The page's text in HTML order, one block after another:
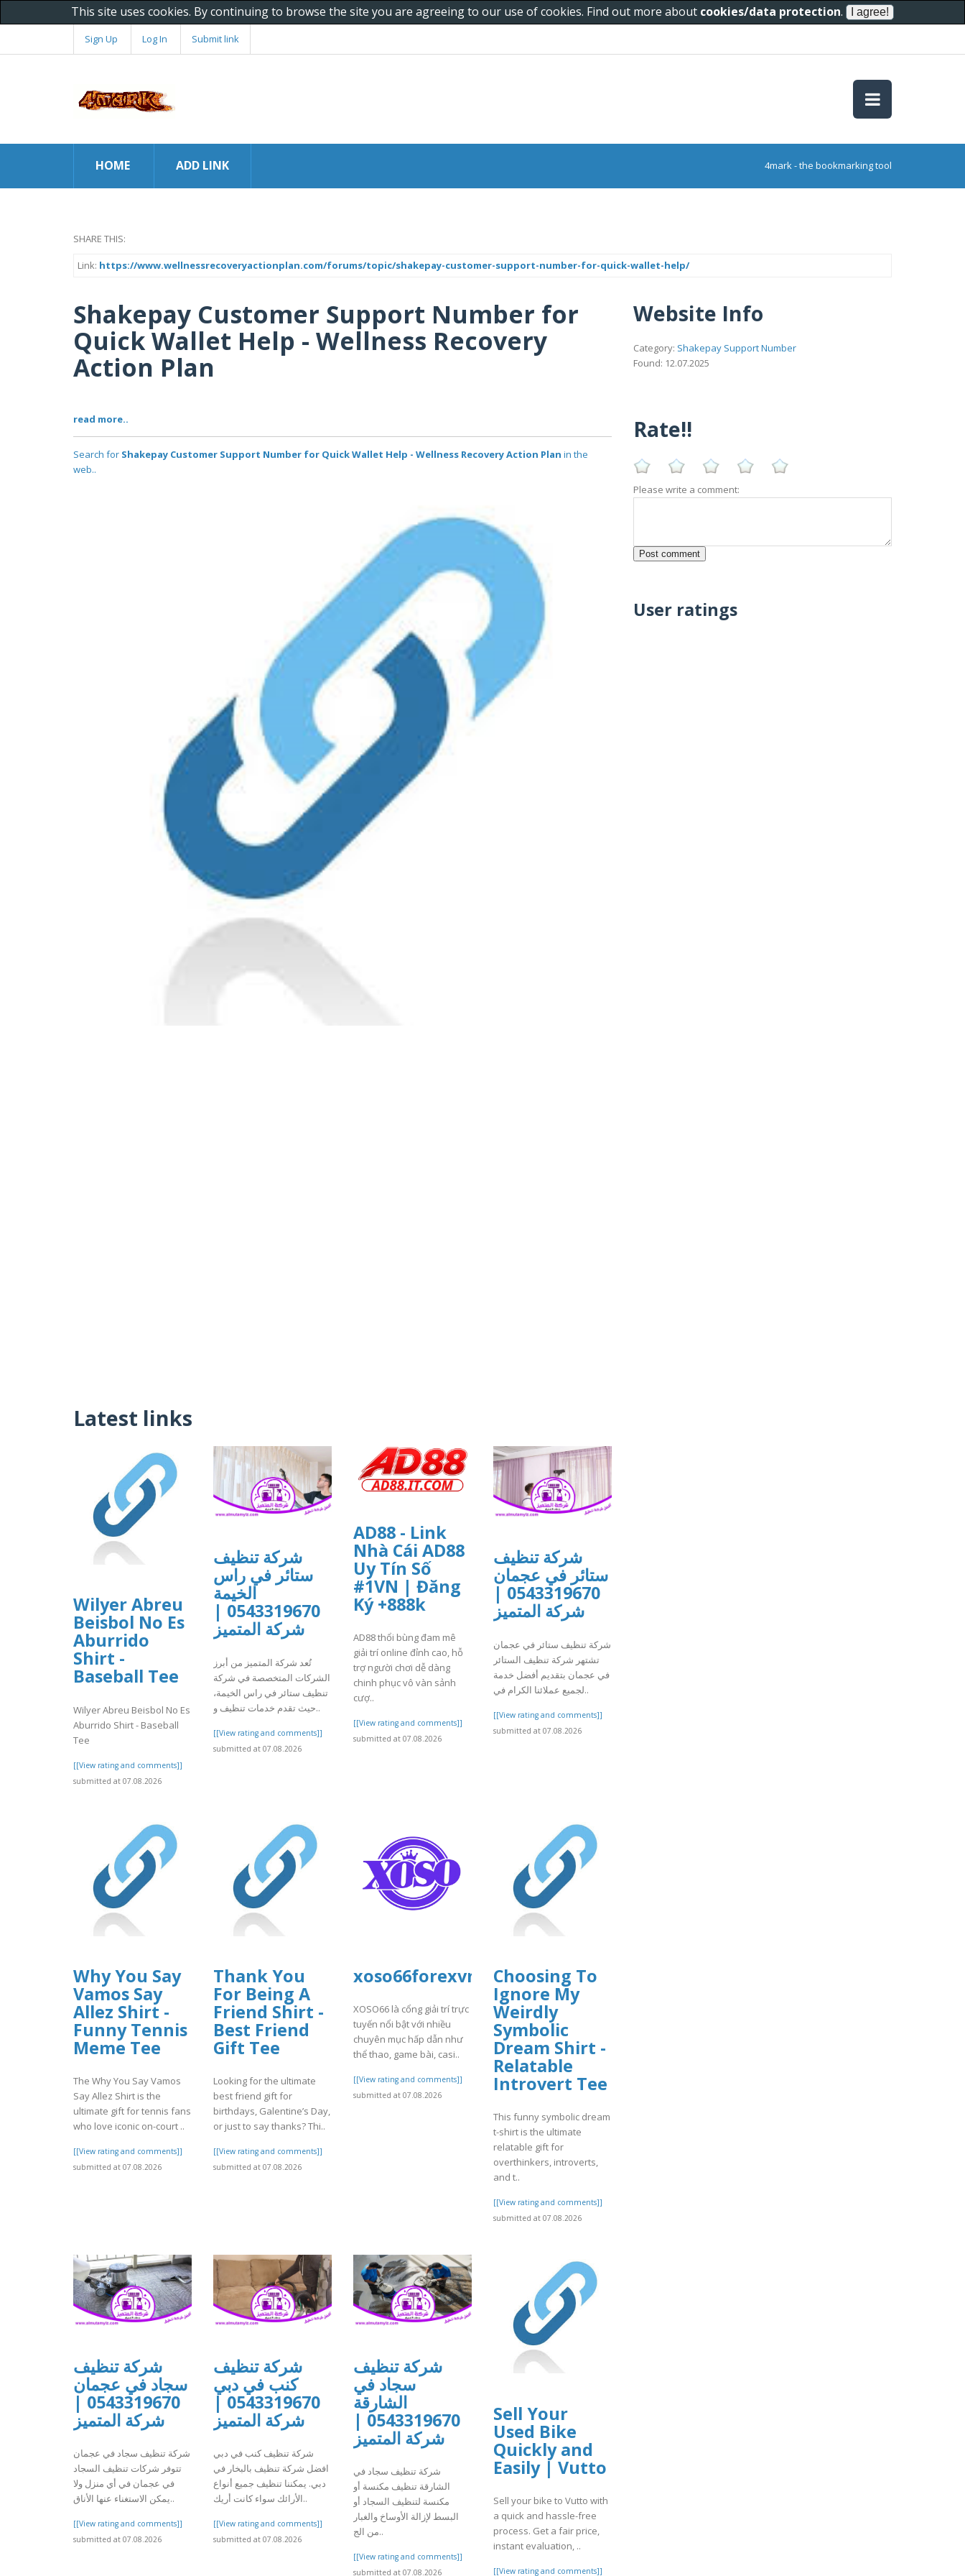
This site uses cookies. By continuing to browse the site you are agreeing to our use of cookies. Find out more about cookies/data protection.
Sign Up Log In Submit link
HOME ADD LINK 4mark - the bookmarking tool
SHARE THIS:
Link: https://www.wellnessrecoveryactionplan.com/forums/topic/shakepay-customer-support-number-for-quick-wallet-help/
Shakepay Customer Support Number for
Quick Wallet Help - Wellness Recovery
Action Plan
read more..
Search for Shakepay Customer Support Number for Quick Wallet Help - Wellness Recovery Action Plan in the
web..
Latest links
Wilyer Abreu
Beisbol No Es
Aburrido
Shirt -
Baseball Tee
Wilyer Abreu Beisbol No Es
Aburrido Shirt - Baseball
Tee
[[View rating and comments]]
submitted at 07.08.2026
شركة تنظيف
ستائر في راس
الخيمة
0543319670 |
شركة المتميز
تُعد شركة المتميز من أبرز
الشركات المتخصصة في شركة
تنظيف ستائر في راس الخيمة،
حيث تقدم خدمات تنظيف و..
[[View rating and comments]]
submitted at 07.08.2026
AD88 - Link
Nhà Cái AD88
Uy Tín Số
#1VN | Đăng
Ký +888k
AD88 thổi bùng đam mê
giải trí online đỉnh cao, hỗ
trợ người chơi dễ dàng
chinh phục vô vàn sảnh
cượ..
[[View rating and comments]]
submitted at 07.08.2026
شركة تنظيف
ستائر في عجمان
0543319670 |
شركة المتميز
شركة تنظيف ستائر في عجمان
تشتهر شركة تنظيف الستائر
في عجمان بتقديم أفضل خدمة
لجميع عملائنا الكرام في..
[[View rating and comments]]
submitted at 07.08.2026
Why You Say
Vamos Say
Allez Shirt -
Funny Tennis
Meme Tee
The Why You Say Vamos
Say Allez Shirt is the
ultimate gift for tennis fans
who love iconic on-court ..
[[View rating and comments]]
submitted at 07.08.2026
Thank You
For Being A
Friend Shirt -
Best Friend
Gift Tee
Looking for the ultimate
best friend gift for
birthdays, Galentine’s Day,
or just to say thanks? Thi..
[[View rating and comments]]
submitted at 07.08.2026
xoso66forexvn
XOSO66 là cổng giải trí trực
tuyến nổi bật với nhiều
chuyên mục hấp dẫn như
thể thao, game bài, casi..
[[View rating and comments]]
submitted at 07.08.2026
Choosing To
Ignore My
Weirdly
Symbolic
Dream Shirt -
Relatable
Introvert Tee
This funny symbolic dream
t-shirt is the ultimate
relatable gift for
overthinkers, introverts,
and t..
[[View rating and comments]]
submitted at 07.08.2026
شركة تنظيف
سجاد في عجمان
0543319670 |
شركة المتميز
شركة تنظيف سجاد في عجمان
تتوفر شركات تنظيف السجاد
في عجمان في أي منزل ولا
يمكن الاستغناء عنها الأناق..
[[View rating and comments]]
submitted at 07.08.2026
شركة تنظيف
كنب في دبي
0543319670 |
شركة المتميز
شركة تنظيف كنب في دبي
افضل شركة تنظيف بالبخار في
دبي. يمكننا تنظيف جميع أنواع
الأرائك سواء كانت أريك..
[[View rating and comments]]
submitted at 07.08.2026
شركة تنظيف
سجاد في
الشارقة
0543319670 |
شركة المتميز
شركة تنظيف سجاد في
الشارقة تنظيف مكنسة أو
مكنسة لتنظيف السجاد أو
البسط لإزالة الأوساخ والغبار
من الج..
[[View rating and comments]]
submitted at 07.08.2026
Sell Your
Used Bike
Quickly and
Easily | Vutto
Sell your bike to Vutto with
a quick and hassle-free
process. Get a fair price,
instant evaluation, ..
[[View rating and comments]]
Website Info
Category: Shakepay Support Number
Found: 12.07.2025
Rate!!
Please write a comment:
User ratings